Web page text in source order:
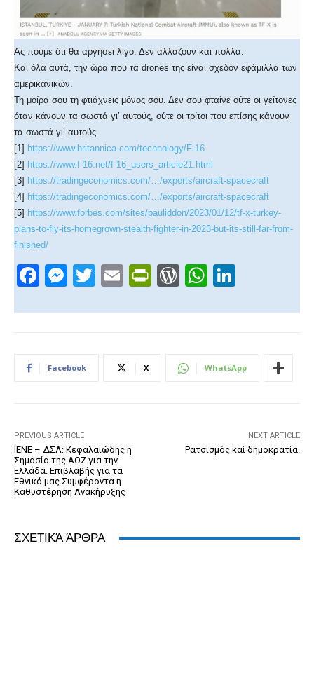
Ας πούμε ότι θα αργήσει λίγο. Δεν αλλάζουν και πολλά.
Και όλα αυτά, την ώρα που τα drones της είναι σχεδόν εφάμιλλα των
αμερικανικών.
Τη μοίρα σου τη φτιάχνεις μόνος σου. Δεν σου φταίνε ούτε οι γείτονες
όταν κάνουν τα σωστά γι’ αυτούς, ούτε οι τρίτοι που επίσης κάνουν
τα σωστά γι’ αυτούς.
[1] https://www.britannica.com/technology/F-16
[2] https://www.f-16.net/f-16_users_article21.html
[3] https://tradingeconomics.com/…/exports/aircraft-spacecraft
[4] https://tradingeconomics.com/…/exports/aircraft-spacecraft
[5] https://www.forbes.com/sites/pauliddon/2023/01/12/tf-x-turkey-
plans-to-fly-its-homegrown-stealth-fighter-in-2023-but-its-still-far-from-
finished/
F
c
b
k
M
ss
n
T
tt
E
ail
Pr
tF
W
d
e
W
at
A
k
dI
Facebook X WhatsApp
PREVIOUS ARTICLE
IENE – ΔΣΑ: Κεφαλαιώδης η
Σημασία της ΑΟΖ για την
Ελλάδα. Επιβλαβής για τα
Εθνικά μας Συμφέροντα η
Καθυστέρηση Ανακήρυξης
NEXT ARTICLE
Ρατσισμός καί δημοκρατία.
ΣΧΕΤΙΚΆ ΆΡΘΡΑ